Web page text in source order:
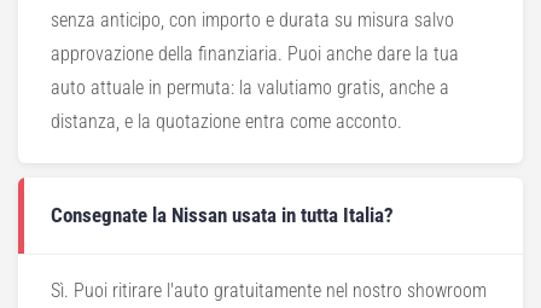
senza anticipo, con importo e durata su misura salvo
approvazione della finanziaria. Puoi anche dare la tua
auto attuale in permuta: la valutiamo gratis, anche a
distanza, e la quotazione entra come acconto.
Consegnate la Nissan usata in tutta Italia?
Sì. Puoi ritirare l'auto gratuitamente nel nostro showroom